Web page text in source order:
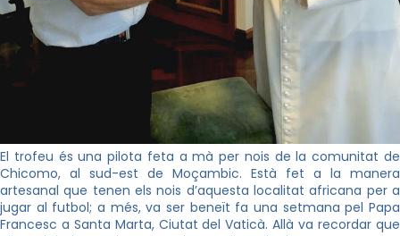
El trofeu és una pilota feta a mà per nois de la comunitat de
Chicomo, al sud-est de Moçambic. Està fet a la manera
artesanal que tenen els nois d’aquesta localitat africana per a
jugar al futbol; a més, va ser beneït fa una setmana pel Papa
Francesc a Santa Marta, Ciutat del Vaticà. Allà va recordar que